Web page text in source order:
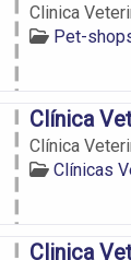
Clinica
Pet-
Clínica
Clínica
Clínicas
Clinica